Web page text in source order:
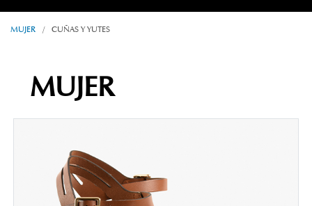
MUJER / CUÑAS Y YUTES
MUJER